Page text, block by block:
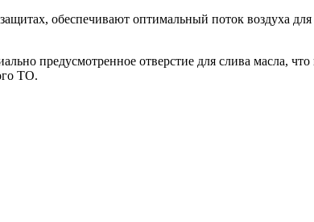
обеспечивают оптимальный поток воздуха
предусмотренное отверстие для слива масла,
ТО.